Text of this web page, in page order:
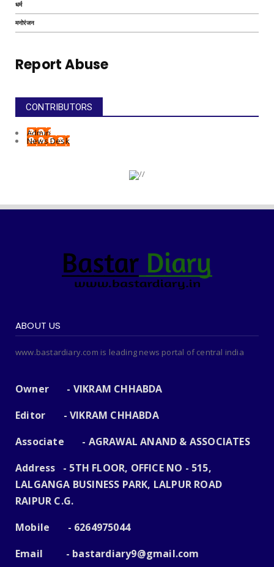
धर्म
मनोरंजन
Report Abuse
CONTRIBUTORS
Admin
News Desk
ABOUT US
www.bastardiary.com is leading news portal of central india
Owner - VIKRAM CHHABDA
Editor - VIKRAM CHHABDA
Associate - AGRAWAL ANAND & ASSOCIATES
Address - 5TH FLOOR, OFFICE NO - 515,
LALGANGA BUSINESS PARK, LALPUR ROAD
RAIPUR C.G.
Mobile - 6264975044
Email - bastardiary9@gmail.com